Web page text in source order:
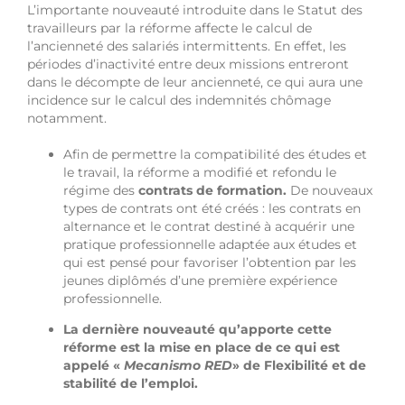
L’importante nouveauté introduite dans le Statut des
travailleurs par la réforme affecte le calcul de
l’ancienneté des salariés intermittents. En effet, les
périodes d’inactivité entre deux missions entreront
dans le décompte de leur ancienneté, ce qui aura une
incidence sur le calcul des indemnités chômage
notamment.
Afin de permettre la compatibilité des études et
le travail, la réforme a modifié et refondu le
régime des contrats de formation. De nouveaux
types de contrats ont été créés : les contrats en
alternance et le contrat destiné à acquérir une
pratique professionnelle adaptée aux études et
qui est pensé pour favoriser l’obtention par les
jeunes diplômés d’une première expérience
professionnelle.
La dernière nouveauté qu’apporte cette
réforme est la mise en place de ce qui est
appelé « Mecanismo RED» de Flexibilité et de
stabilité de l’emploi.